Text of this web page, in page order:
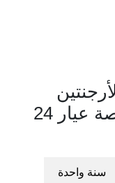
بالبيزو الأرجنتيني لكل أونصة عيار 24
سنة واحدة